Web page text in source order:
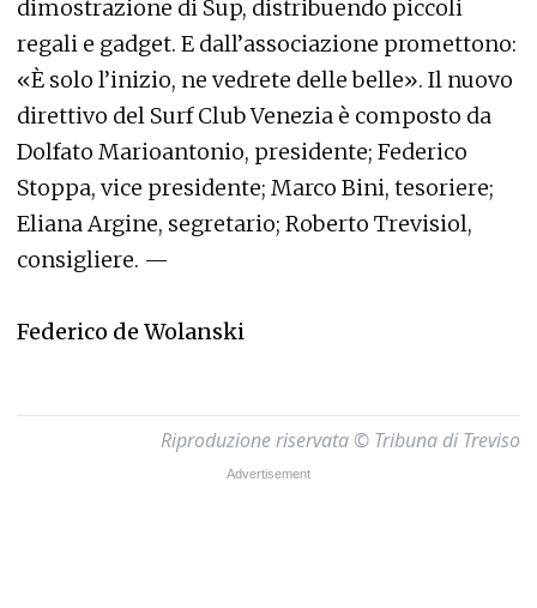
dimostrazione di Sup, distribuendo piccoli
regali e gadget. E dall’associazione promettono:
«È solo l’inizio, ne vedrete delle belle». Il nuovo
direttivo del Surf Club Venezia è composto da
Dolfato Marioantonio, presidente; Federico
Stoppa, vice presidente; Marco Bini, tesoriere;
Eliana Argine, segretario; Roberto Trevisiol,
consigliere. —
Federico de Wolanski
Riproduzione riservata © Tribuna di Treviso